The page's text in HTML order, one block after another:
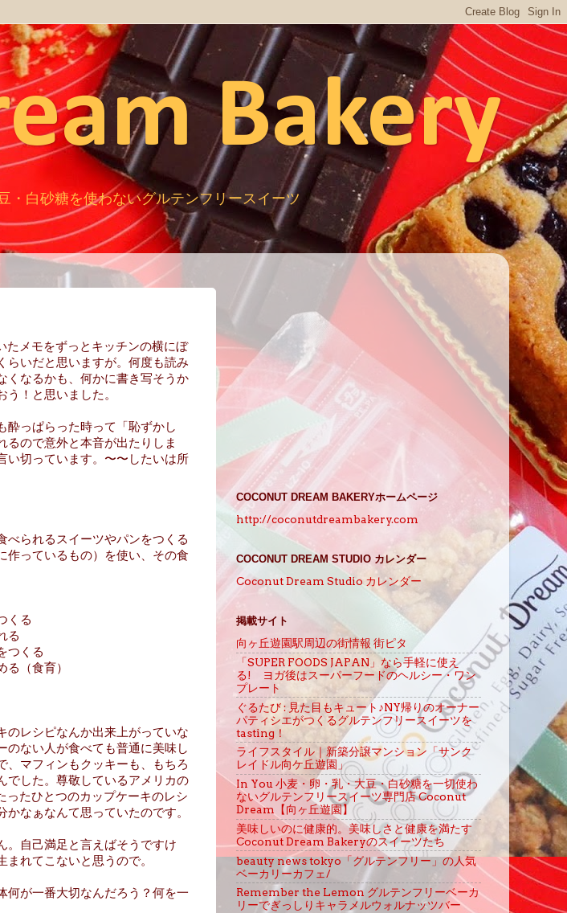
Bakery
白砂糖を使わないグルテンフリースイーツ
メモをずっとキッチンの横にぼ
らいだと思いますが。何度も読み
くなるかも、何かに書き写そうか
！と思いました。
酔っぱらった時って「恥ずかし
るので意外と本音が出たりしま
い切っています。〜〜したいは所
べられるスイーツやパンをつくる
作っているもの）を使い、その食
くる
る
つくる
（食育）
のレシピなんか出来上がっていな
のない人が食べても普通に美味し
、マフィンもクッキーも、もちろ
でした。尊敬しているアメリカの
たひとつのカップケーキのレシ
なぁなんて思っていたのです。
。自己満足と言えばそうですけ
れてこないと思うので。
何が一番大切なんだろう？何を一
COCONUT DREAM BAKERYホームページ
http://coconutdreambakery.com
COCONUT DREAM STUDIO カレンダー
Coconut Dream Studio カレンダー
掲載サイト
向ヶ丘遊園駅周辺の街情報 街ピタ
「SUPER FOODS JAPAN」なら手軽に使え
る! ヨガ後はスーパーフードのヘルシー・ワン
プレート
ぐるたび : 見た目もキュート♪NY帰りのオーナー
パティシエがつくるグルテンフリースイーツを
tasting！
ライフスタイル｜新築分譲マンション「サンク
レイドル向ケ丘遊園」
In You 小麦・卵・乳・大豆・白砂糖を一切使わ
ないグルテンフリースイーツ専門店 Coconut
Dream【向ヶ丘遊園】
美味しいのに健康的。美味しさと健康を満たす
Coconut Dream Bakeryのスイーツたち
beauty news tokyo「グルテンフリー」の人気
ベーカリーカフェ/
Remember the Lemon グルテンフリーベーカ
リーでぎっしりキャラメルウォルナッツバー